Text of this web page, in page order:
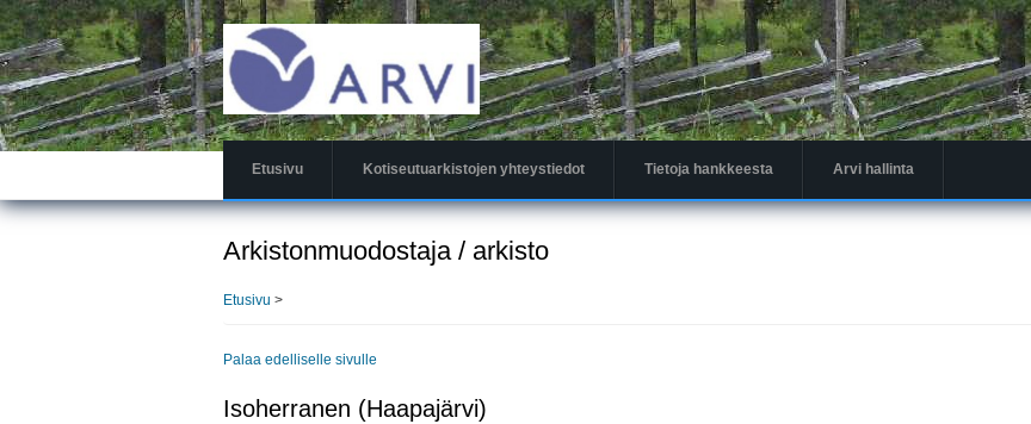
Hyppää
pääsisältöön
Etusivu Kotiseutuarkistojen yhteystiedot Tietoja hankkeesta Arvi hallinta
Arkistonmuodostaja / arkisto
Etusivu >
Palaa edelliselle sivulle
Isoherranen (Haapajärvi)